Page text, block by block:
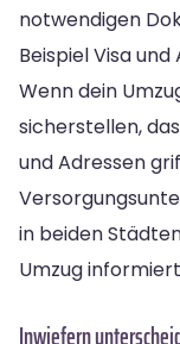
notwendigen
Beispiel Visa
Wenn dein
sicherstellen,
und Adressen
in beiden
Umzug